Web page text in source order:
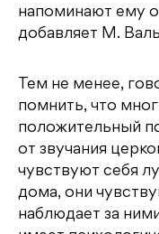
напоминают ему
добавляет М.
Тем не менее,
помнить, что
положительный
от звучания
чувствуют себя
дома, они
наблюдает за